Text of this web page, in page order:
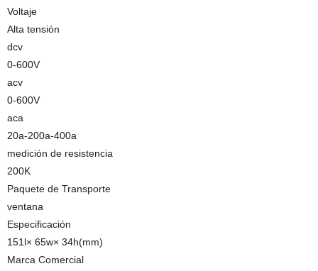
Voltaje
Alta tensión
dcv
0-600V
acv
0-600V
aca
20a-200a-400a
medición de resistencia
200K
Paquete de Transporte
ventana
Especificación
151l× 65w× 34h(mm)
Marca Comercial